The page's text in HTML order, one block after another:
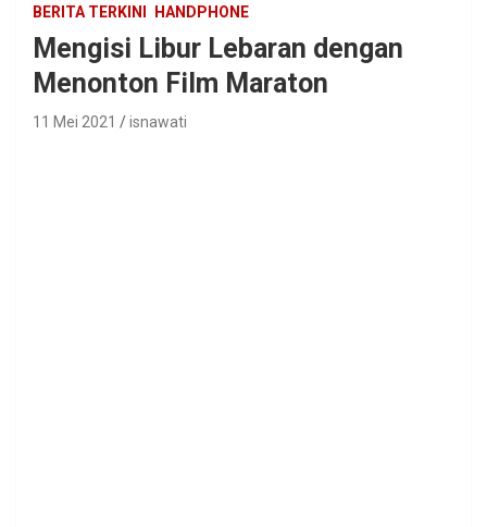
BERITA TERKINI HANDPHONE
Mengisi Libur Lebaran dengan
Menonton Film Maraton
11 Mei 2021 isnawati